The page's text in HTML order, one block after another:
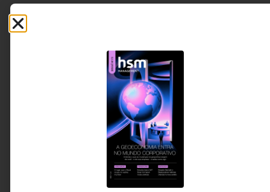
MARKETING & GROWTH
ESTRATÉGIA
metas que bloqueiam o desempenho das
Uma meta mal definida não impulsiona, trava. Este
artigo revela como metas mal calibradas podem
desconectar equipes e comprometer resultados,
mostrando que o verdadeiro desafio da liderança
está em equilibrar ambição e viabilidade para
sustentar desempenho ao longo do tempo.
Denise Joaquim Marques -
Consultora de negócios
especializada em Vendas e
5 MINUTOS MIN DE LEITURA